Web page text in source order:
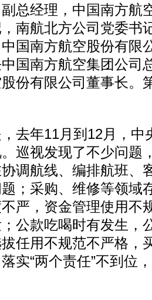
总经理，中国南方航
南航北方公司党委书
国南方航空股份有限
国南方航空集团公司
份有限公司董事长。
年11月到12月，中
巡视发现了不少问题
调航线、编排航班、
；采购、维修等领域
严，资金管理使用不
公款吃喝时有发生，
任用不规范不严格，
实“两个责任”不到位